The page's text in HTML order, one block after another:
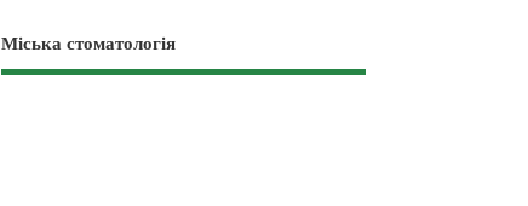
Міська стоматологія